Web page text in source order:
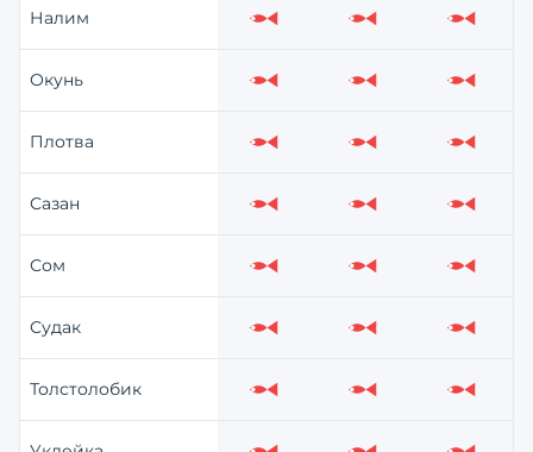
Налим Слабо Слабо Слабо
Окунь Слабо Слабо Слабо
Плотва Слабо Слабо Слабо
Сазан Слабо Слабо Слабо
Сом Слабо Слабо Слабо
Судак Слабо Слабо Слабо
Толстолобик Слабо Слабо Слабо